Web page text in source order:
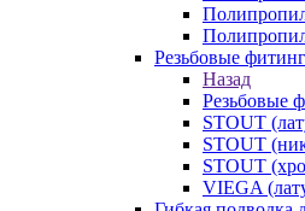
Резьбовые
Назад
Резьбовые
STOUT
STOUT
STOUT
VIEGA